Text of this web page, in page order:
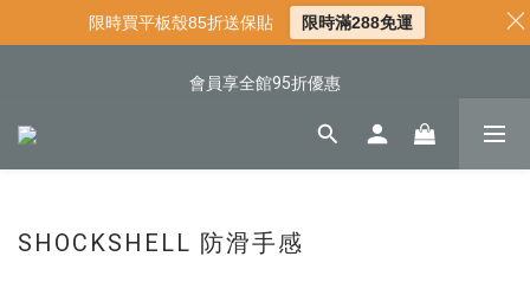
📍新客首購現折$50｜加入會員立即領取
📌年中下殺 手機殼3折起
會員享全館95折優惠
📍新客首購現折$50｜加入會員立即領取
SHOCKSHELL 防滑手感
限時買平板殼85折送保貼 限時滿288免運